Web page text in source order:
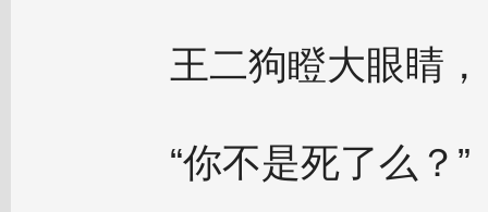
王二狗瞪大眼睛，
“你不是死了么？”